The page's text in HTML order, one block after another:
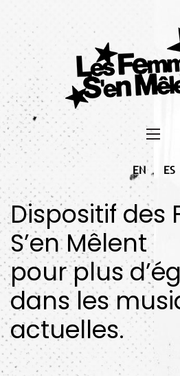
EN ES
Dispositif des
S’en Mêlent
pour plus
dans les
actuelles.